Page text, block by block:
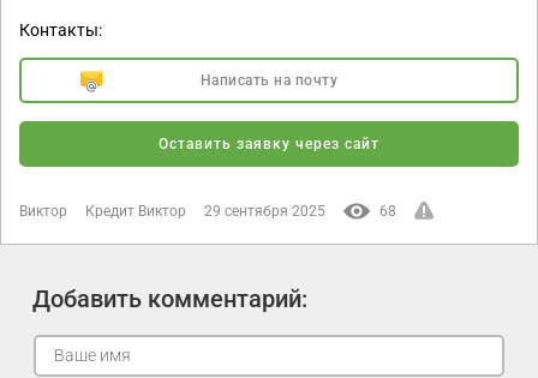
Контакты:
Написать на почту
Оставить заявку через сайт
Виктор Кредит Виктор 29 сентября 2025 68
Добавить комментарий: